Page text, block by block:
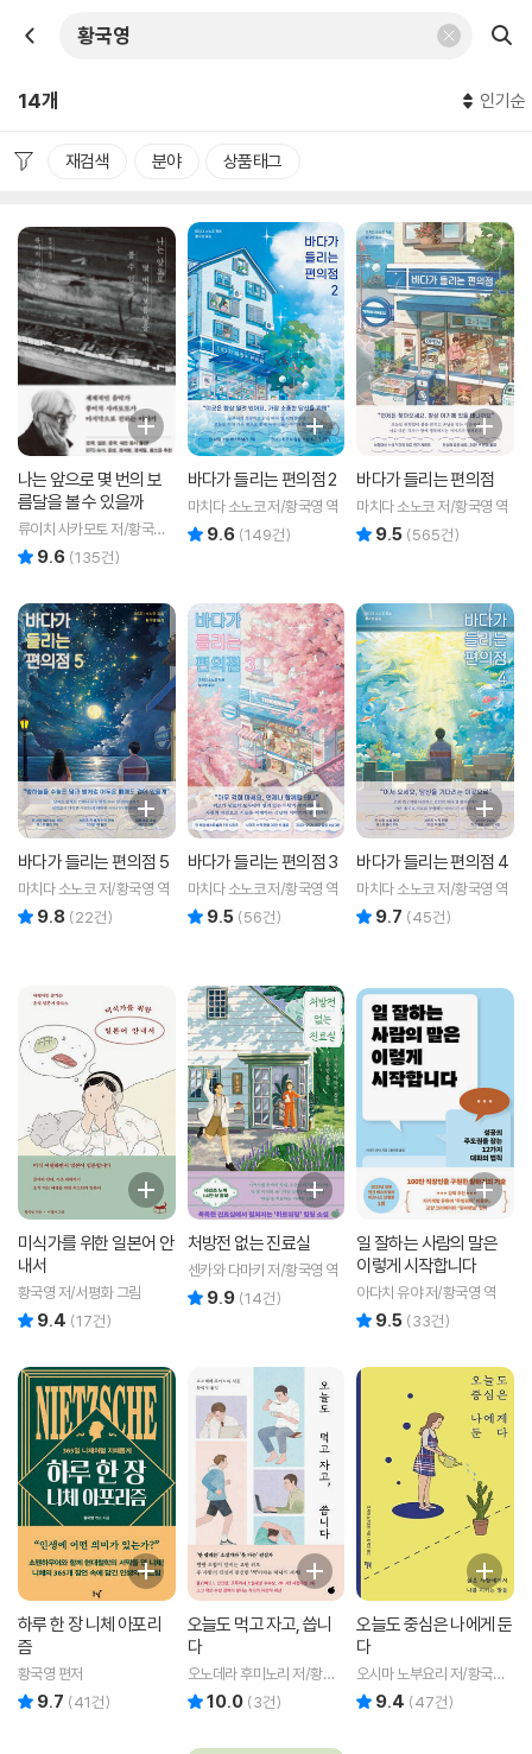
14개 인기순
재검색 분야 상품태그
나는 앞으로 몇 번의 보
름달을 볼 수 있을까
류이치 사카모토 저/황국영
역 9.6 (135건)
바다가 들리는 편의점 2
마치다 소노코 저/황국영 역
9.6 (149건)
바다가 들리는 편의점
마치다 소노코 저/황국영 역
9.5 (565건)
바다가 들리는 편의점 5
마치다 소노코 저/황국영 역
9.8 (22건)
바다가 들리는 편의점 3
마치다 소노코 저/황국영 역
9.5 (56건)
바다가 들리는 편의점 4
마치다 소노코 저/황국영 역
9.7 (45건)
미식가를 위한 일본어 안
내서
황국영 저/서평화 그림
9.4 (17건)
처방전 없는 진료실
센카와 다마키 저/황국영 역
9.9 (14건)
일 잘하는 사람의 말은
이렇게 시작합니다
아다치 유야 저/황국영 역
9.5 (33건)
하루 한 장 니체 아포리
즘
황국영 편저
9.7 (41건)
오늘도 먹고 자고, 씁니
다
오노데라 후미노리 저/황국
영 역10.0 (3건)
오늘도 중심은 나에게 둔
다
오시마 노부요리 저/황국영
역 9.4 (47건)